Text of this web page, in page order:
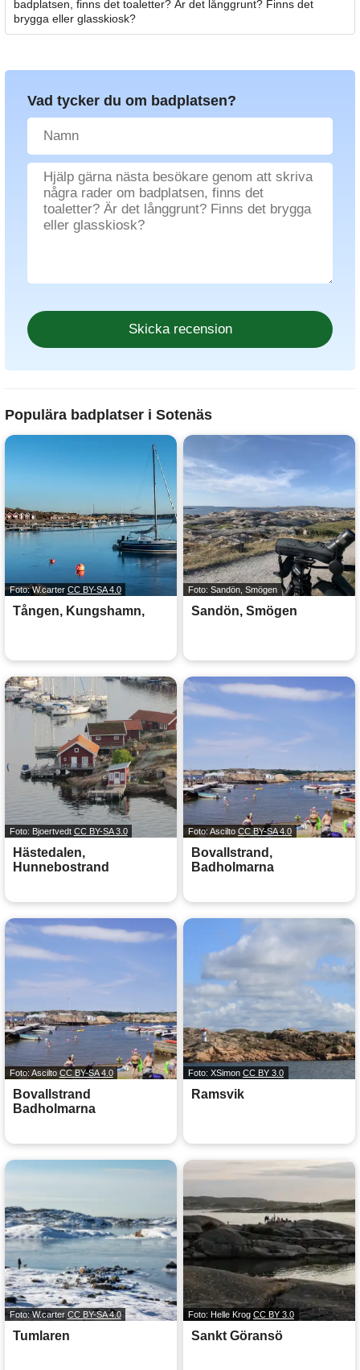
badplatsen, finns det toaletter? Är det långgrunt? Finns det
brygga eller glasskiosk?
Vad tycker du om badplatsen?
Populära badplatser i Sotenäs
Foto: W.carter CC BY-SA 4.0
Tången, Kungshamn,
Foto: Sandön, Smögen
Sandön, Smögen
Foto: Bjoertvedt CC BY-SA 3.0
Hästedalen,
Hunnebostrand
Foto: Ascilto CC BY-SA 4.0
Bovallstrand,
Badholmarna
Foto: Ascilto CC BY-SA 4.0
Bovallstrand
Badholmarna
Foto: XSimon CC BY 3.0
Ramsvik
Foto: W.carter CC BY-SA 4.0
Tumlaren
Foto: Helle Krog CC BY 3.0
Sankt Göransö